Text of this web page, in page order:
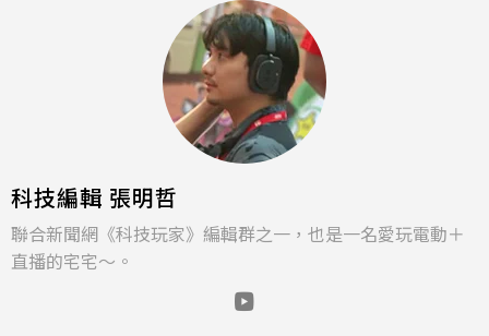
科技編輯 張明哲
聯合新聞網《科技玩家》編輯群之一，也是一名愛玩電動＋
直播的宅宅～。